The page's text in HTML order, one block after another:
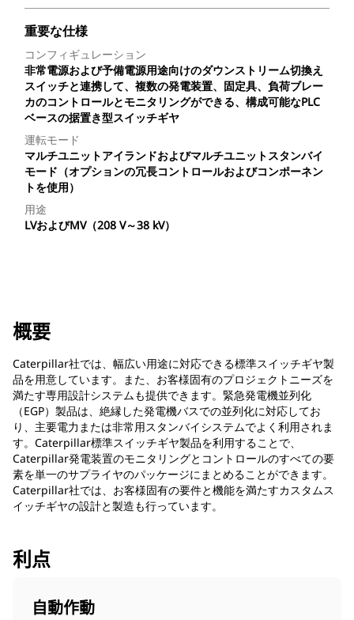
重要な仕様
コンフィギュレーション
非常電源および予備電源用途向けのダウンストリーム切換え
スイッチと連携して、複数の発電装置、固定具、負荷ブレー
カのコントロールとモニタリングができる、構成可能なPLC
ベースの据置き型スイッチギヤ
運転モード
マルチユニットアイランドおよびマルチユニットスタンバイ
モード（オプションの冗長コントロールおよびコンポーネン
トを使用）
用途
LVおよびMV（208 V～38 kV）
概要
Caterpillar社では、幅広い用途に対応できる標準スイッチギヤ製
品を用意しています。また、お客様固有のプロジェクトニーズを
満たす専用設計システムも提供できます。緊急発電機並列化
（EGP）製品は、絶縁した発電機バスでの並列化に対応してお
り、主要電力または非常用スタンバイシステムでよく利用されま
す。Caterpillar標準スイッチギヤ製品を利用することで、
Caterpillar発電装置のモニタリングとコントロールのすべての要
素を単一のサプライヤのパッケージにまとめることができます。
Caterpillar社では、お客様固有の要件と機能を満たすカスタムス
イッチギヤの設計と製造も行っています。
利点
自動作動